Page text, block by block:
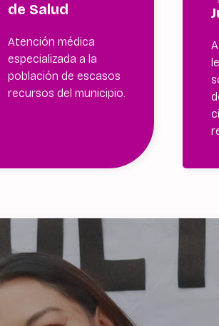
de Salud
Atención médica
especializada a la
población de escasos
recursos del municipio.